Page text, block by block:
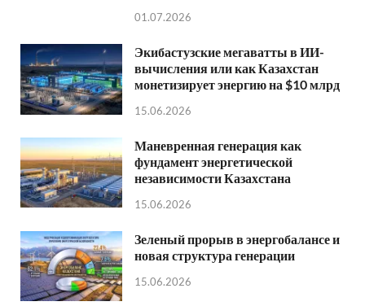
01.07.2026
Экибастузские мегаватты в ИИ-
вычисления или как Казахстан
монетизирует энергию на $10 млрд
15.06.2026
Маневренная генерация как
фундамент энергетической
независимости Казахстана
15.06.2026
Зеленый прорыв в энергобалансе и
новая структура генерации
15.06.2026